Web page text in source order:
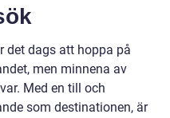
det dags att hoppa på
men minnena av
Med en till och
som destinationen, är